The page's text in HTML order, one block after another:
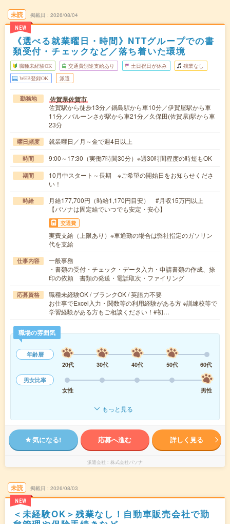
未読
NEW
掲載日 2026/08/04
《選べる就業曜日・時間》NTTグループでの書
類受付・チェックなど／落ち着いた環境
職種未経験OK 交通費別途支給あり 土日祝日が休み 残業なし
WEB登録OK 派遣
勤務地 佐賀県佐賀市
佐賀駅から徒歩13分／鍋島駅から車10分／伊賀屋駅から車
11分／バルーンさが駅から車21分／久保田(佐賀県)駅から車
23分
曜日頻度 就業曜日／月～金で週4日以上
時間 9:00～17:30（実働7時間30分）※週30時間程度の時短もOK
期間
10月中スタート～長期 ※ご希望の開始日をお知らせくださ
い！
時給
月給177,700円（時給1,170円目安） #月収15万円以上
【パソナは固定給でいつでも安定・安心】
交通費
実費支給（上限あり）※車通勤の場合は弊社指定のガソリン
代を支給
仕事内容
一般事務
・書類の受付・チェック・データ入力・申請書類の作成、捺
印の依頼 書類の発送・電話取次・ファイリング
応募資格
職種未経験OK / ブランクOK / 英語力不要
お仕事でExcel入力・関数等の利用経験がある方 ※訓練校等で
学習経験がある方もご相談ください！#初…
職場の雰囲気
年齢層
20代
30代 40代 50代
60代
男女比率
女性
男性
もっと見る
気になる! 応募へ進む 詳しく見る
派遣会社 株式会社パソナ
未読
NEW
掲載日 2026/08/03
＜未経験OK＞残業なし！自動車販売会社で勤